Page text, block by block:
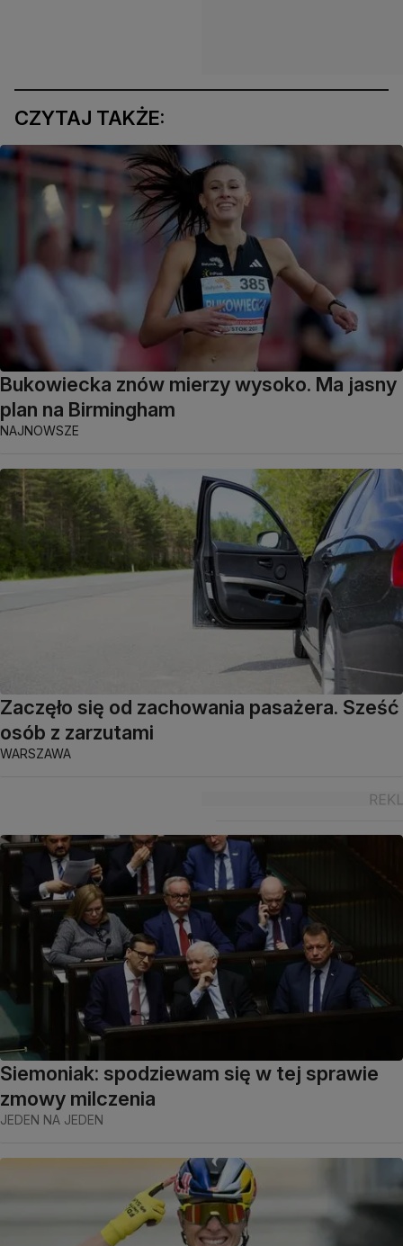
CZYTAJ TAKŻE:
Bukowiecka znów mierzy wysoko. Ma jasny
plan na Birmingham
NAJNOWSZE
Zaczęło się od zachowania pasażera. Sześć
osób z zarzutami
WARSZAWA
Siemoniak: spodziewam się w tej sprawie
zmowy milczenia
JEDEN NA JEDEN